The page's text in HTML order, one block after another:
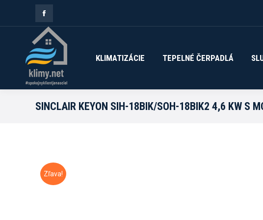
Facebook
page
opens
in
new
window
KLIMATIZÁCIE TEPELNÉ ČERPADLÁ
SINCLAIR KEYON SIH-18BIK/SOH-18BIK2 4,6 KW S
Zľava!
KLIMATIZÁCIE TEPELNÉ ČERPADLÁ